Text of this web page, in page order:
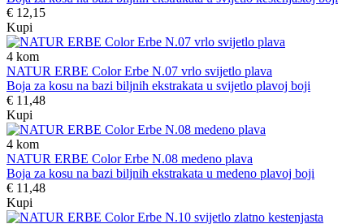
€ 12,15
Kupi
4 kom
NATUR ERBE Color Erbe N.07 vrlo svijetlo plava
Boja za kosu na bazi biljnih ekstrakata u svijetlo plavoj boji
€ 11,48
Kupi
4 kom
NATUR ERBE Color Erbe N.08 medeno plava
Boja za kosu na bazi biljnih ekstrakata u medeno plavoj boji
€ 11,48
Kupi